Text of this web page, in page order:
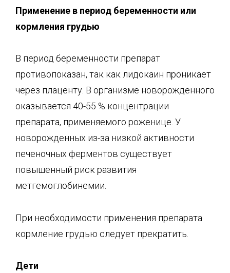
Применение в период беременности или
кормления грудью
В период беременности препарат
противопоказан, так как лидокаин проникает
через плаценту. В организме новорожденного
оказывается 40-55 % концентрации
препарата, применяемого роженице. У
новорожденных из-за низкой активности
печеночных ферментов существует
повышенный риск развития
метгемоглобинемии.
При необходимости применения препарата
кормление грудью следует прекратить.
Дети